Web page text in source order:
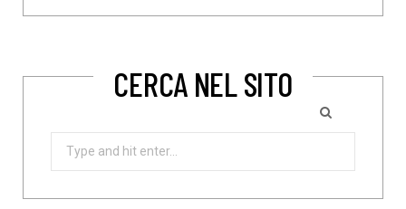
CERCA NEL SITO
Search